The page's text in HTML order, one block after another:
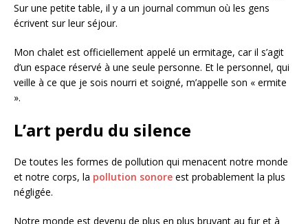
Sur une petite table, il y a un journal commun où les gens
écrivent sur leur séjour.
Mon chalet est officiellement appelé un ermitage, car il s’agit
d’un espace réservé à une seule personne. Et le personnel, qui
veille à ce que je sois nourri et soigné, m’appelle son « ermite
».
L’art perdu du silence
De toutes les formes de pollution qui menacent notre monde
et notre corps, la pollution sonore est probablement la plus
négligée.
Notre monde est devenu de plus en plus bruyant au fur et à